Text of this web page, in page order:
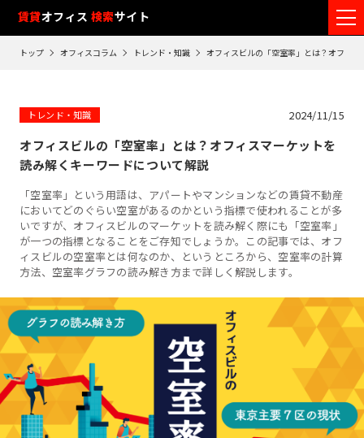
賃貸オフィス 検索サイト
トップ オフィスコラム トレンド・知識 オフィスビルの「空室率」とは？オフィ
2024/11/15
トレンド・知識
オフィスビルの「空室率」とは？オフィスマーケットを
読み解くキーワードについて解説
「空室率」という用語は、アパートやマンションなどの賃貸不動産
においてどのぐらい空室があるのかという指標で使われることが多
いですが、オフィスビルのマーケットを読み解く際にも「空室率」
が一つの指標となることをご存知でしょうか。この記事では、オフ
ィスビルの空室率とは何なのか、というところから、空室率の計算
方法、空室率グラフの読み解き方まで詳しく解説します。
フ
ロ
ア
覧
歴
閲
覧
履
歴
は
90
過
ぎ
る
と
自
動
的
に